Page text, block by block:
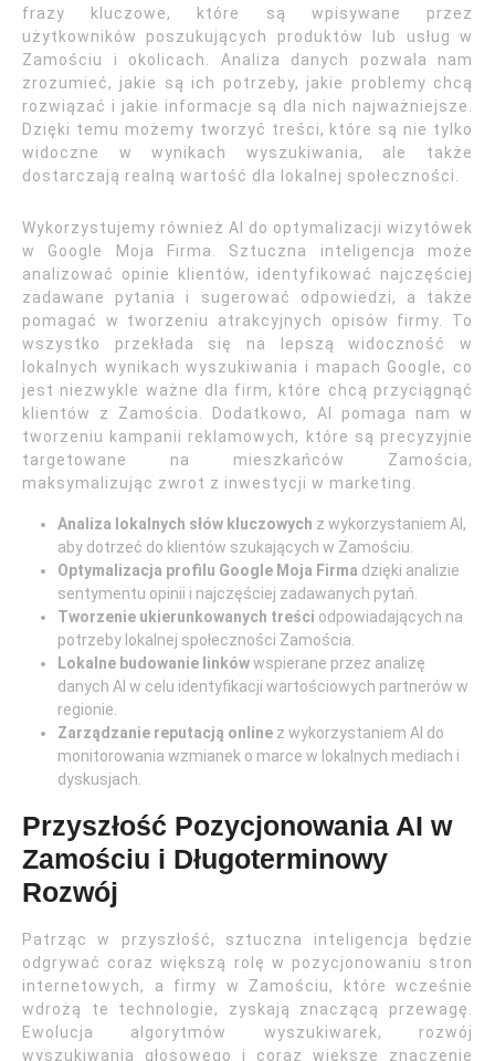
frazy kluczowe, które są wpisywane przez
użytkowników poszukujących produktów lub usług w
Zamościu i okolicach. Analiza danych pozwala nam
zrozumieć, jakie są ich potrzeby, jakie problemy chcą
rozwiązać i jakie informacje są dla nich najważniejsze.
Dzięki temu możemy tworzyć treści, które są nie tylko
widoczne w wynikach wyszukiwania, ale także
dostarczają realną wartość dla lokalnej społeczności.
Wykorzystujemy również AI do optymalizacji wizytówek
w Google Moja Firma. Sztuczna inteligencja może
analizować opinie klientów, identyfikować najczęściej
zadawane pytania i sugerować odpowiedzi, a także
pomagać w tworzeniu atrakcyjnych opisów firmy. To
wszystko przekłada się na lepszą widoczność w
lokalnych wynikach wyszukiwania i mapach Google, co
jest niezwykle ważne dla firm, które chcą przyciągnąć
klientów z Zamościa. Dodatkowo, AI pomaga nam w
tworzeniu kampanii reklamowych, które są precyzyjnie
targetowane na mieszkańców Zamościa,
maksymalizując zwrot z inwestycji w marketing.
Analiza lokalnych słów kluczowych z wykorzystaniem AI,
aby dotrzeć do klientów szukających w Zamościu.
Optymalizacja profilu Google Moja Firma dzięki analizie
sentymentu opinii i najczęściej zadawanych pytań.
Tworzenie ukierunkowanych treści odpowiadających na
potrzeby lokalnej społeczności Zamościa.
Lokalne budowanie linkówwspierane przez analizę
danych AI w celu identyfikacji wartościowych partnerów w
regionie.
Zarządzanie reputacją online z wykorzystaniem AI do
monitorowania wzmianek o marce w lokalnych mediach i
dyskusjach.
Przyszłość Pozycjonowania AI w
Zamościu i Długoterminowy
Rozwój
Patrząc w przyszłość, sztuczna inteligencja będzie
odgrywać coraz większą rolę w pozycjonowaniu stron
internetowych, a firmy w Zamościu, które wcześnie
wdrożą te technologie, zyskają znaczącą przewagę.
Ewolucja algorytmów wyszukiwarek, rozwój
wyszukiwania głosowego i coraz większe znaczenie